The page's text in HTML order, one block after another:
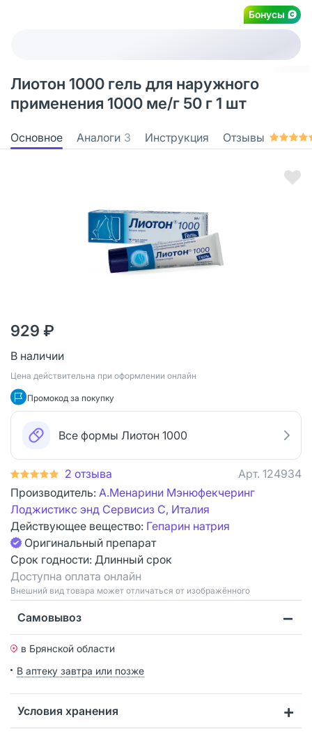
Бонусы
Лиотон 1000 гель для наружного
применения 1000 ме/г 50 г 1 шт
Основное Аналоги 3 Инструкция Отзывы
929 ₽
В наличии
Цена действительна при оформлении онлайн
Промокод за покупку
Все формы Лиотон 1000
2 отзыва Арт. 124934
Производитель: А.Менарини Мэнюфекчеринг
Лоджистикс энд Сервисиз С, Италия
Действующее вещество: Гепарин натрия
Оригинальный препарат
Срок годности: Длинный срок
Доступна оплата онлайн
Bнешний вид товара может отличаться от изображённого
Самовывоз
в Брянской области
В аптеку завтра или позже
Условия хранения